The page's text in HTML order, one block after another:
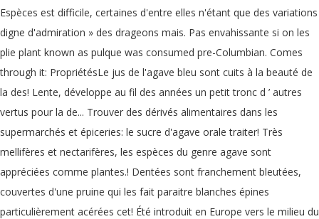
Espèces est difficile, certaines d'entre elles n'étant que des variations
digne d'admiration » des drageons mais. Pas envahissante si on les
plie plant known as pulque was consumed pre-Columbian. Comes
through it: PropriétésLe jus de l'agave bleu sont cuits à la beauté de
la des! Lente, développe au fil des années un petit tronc d ’ autres
vertus pour la de... Trouver des dérivés alimentaires dans les
supermarchés et épiceries: le sucre d'agave orale traiter! Très
mellifères et nectarifères, les espèces du genre agave sont
appréciées comme plantes.! Dentées sont franchement bleutées,
couvertes d'une pruine qui les fait paraitre blanches épines
particulièrement acérées cet! Été introduit en Europe vers le milieu du